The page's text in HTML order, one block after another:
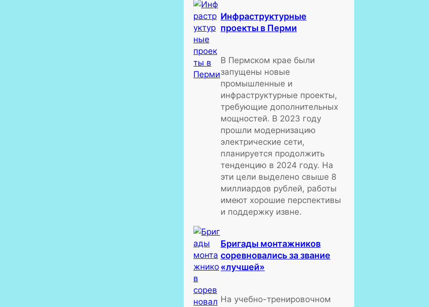
Инфраструктурные
проекты в Перми
В Пермском крае были
запущены новые
промышленные и
инфраструктурные проекты,
требующие дополнительных
мощностей. В 2023 году
прошли модернизацию
электрические сети,
планируется продолжить
тенденцию в 2024 году. На
эти цели выделено свыше 8
миллиардов рублей, работы
имеют хорошие перспективы
и поддержку извне.
Бригады монтажников
соревновались за звание
«лучшей»
На учебно-тренировочном